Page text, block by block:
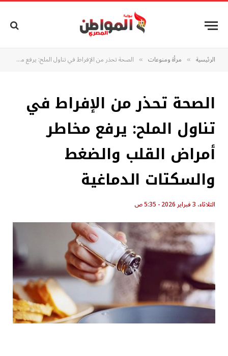
الرئيسية » مرأة ومنوعات » الصحة تحذر من الإفراط في تناول الملح: يرفع مخاطر أمراض القلب والضغط والسكتات الدماغية
الصحة تحذر من الإفراط في
تناول الملح: يرفع مخاطر
أمراض القلب والضغط
والسكتات الدماغية
الثلاثاء، 3 فبراير 2026 - 5:35 ص